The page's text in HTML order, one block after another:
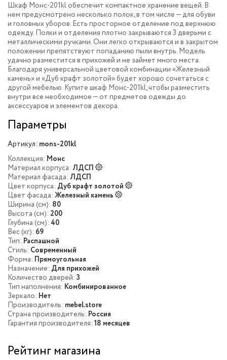
Шкаф Монс-201kl обеспечит компактное хранение вещей. В
нем предусмотрено несколько полок, в том числе — для обуви
и головных уборов. Есть просторное отделение под верхнюю
одежду. Полки и отделения плотно закрываются 3 дверьми с
металлическими ручками. Они легко открываются и в закрытом
положении препятствуют попаданию пыли внутрь. Модель
удачно разместится в прихожей и не займет много места.
Благодаря универсальной цветовой комбинации «Железный
камень» и «Дуб крафт золотой» будет хорошо сочетаться с
другой мебелью. Купите шкаф Монс-201kl, чтобы разместить
внутри все необходимое — от предметов одежды до
аксессуаров и элементов декора.
Параметры
Артикул: mons-201kl
Коллекция: Монс
Материал корпуса: ЛДСП
Материал фасада: ЛДСП
Цвет корпуса: Дуб крафт золотой
Цвет фасада: Железный камень
Ширина (см): 80
Высота (см): 200
Глубина (см): 40
Вес (кг): 69
Тип: Распашной
Стиль: Современный
Форма: Прямоугольная
Назначение: Для прихожей
Количество дверей: 3
Тип наполнения: Комбинированное
Зеркало: Нет
Производитель: mebel.store
Страна производитель: Россия
Гарантия производителя: 18 месяцев
Рейтинг магазина